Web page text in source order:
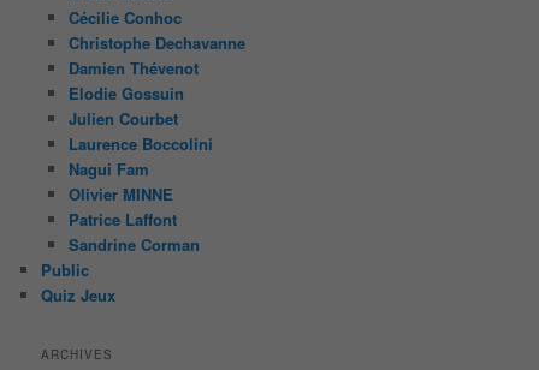
Cécilie Conhoc
Christophe Dechavanne
Damien Thévenot
Elodie Gossuin
Julien Courbet
Laurence Boccolini
Nagui Fam
Olivier MINNE
Patrice Laffont
Sandrine Corman
Public
Quiz Jeux
ARCHIVES